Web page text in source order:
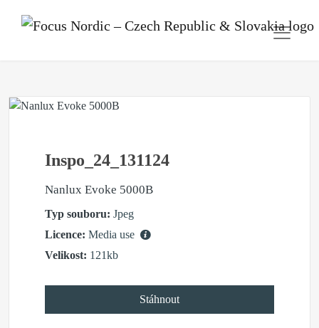
Inspo_24_131124
Nanlux Evoke 5000B
Typ souboru: Jpeg
Licence: Media use
Velikost: 121kb
Stáhnout